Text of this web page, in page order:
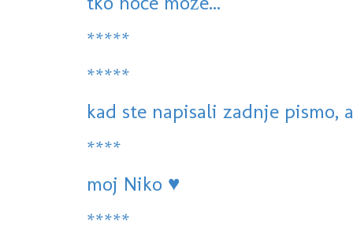
*****
*****
kad ste napisali zadnje pismo,
****
moj Niko ♥
*****